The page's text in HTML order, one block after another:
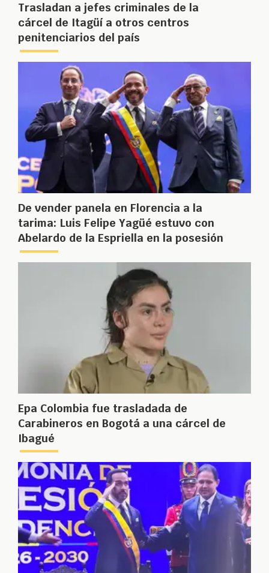
Trasladan a jefes criminales de la
cárcel de Itagüí a otros centros
penitenciarios del país
De vender panela en Florencia a la
tarima: Luis Felipe Yagüé estuvo con
Abelardo de la Espriella en la posesión
Epa Colombia fue trasladada de
Carabineros en Bogotá a una cárcel de
Ibagué